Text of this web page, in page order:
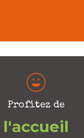
Profitez de
l'accueil